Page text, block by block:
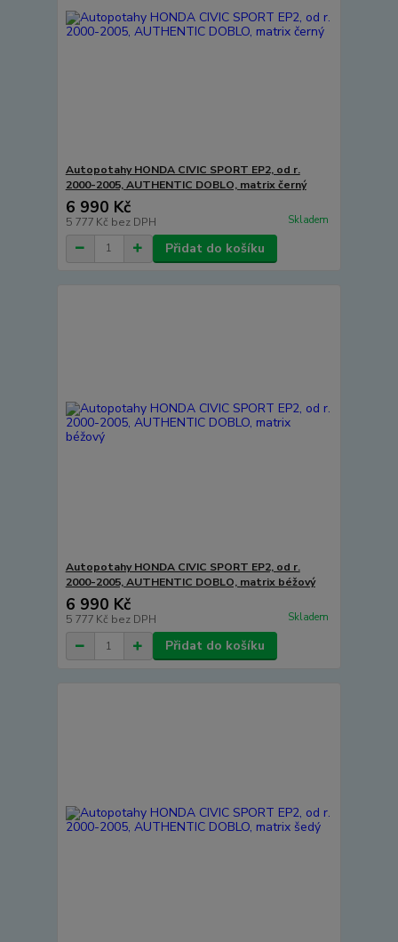
Autopotahy HONDA CIVIC SPORT EP2, od r.
2000-2005, AUTHENTIC DOBLO, matrix černý
6 990 Kč
5 777 Kč bez DPH Skladem
Přidat do košíku
Autopotahy HONDA CIVIC SPORT EP2, od r.
2000-2005, AUTHENTIC DOBLO, matrix béžový
6 990 Kč
5 777 Kč bez DPH Skladem
Přidat do košíku